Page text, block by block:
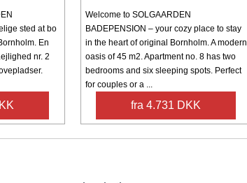
sted at bo
En
nr. 2
Welcome to SOLGAARDEN
BADEPENSION – your cozy place to stay
in the heart of original Bornholm. A modern
oasis of 45 m2. Apartment no. 8 has two
bedrooms and six sleeping spots. Perfect
for couples or a ...
fra 4.731 DKK